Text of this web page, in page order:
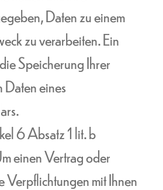
Daten zu einem
zu verarbeiten. Ein
Speicherung Ihrer
eines
6 Absatz 1 lit. b
einen Vertrag oder
Verpflichtungen mit Ihnen